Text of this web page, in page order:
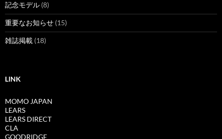
記念モデル (8)
重要なお知らせ (15)
雑誌掲載 (18)
LINK
MOMO JAPAN
LEARS
LEARS DIRECT
CLA
GOODRIDGE